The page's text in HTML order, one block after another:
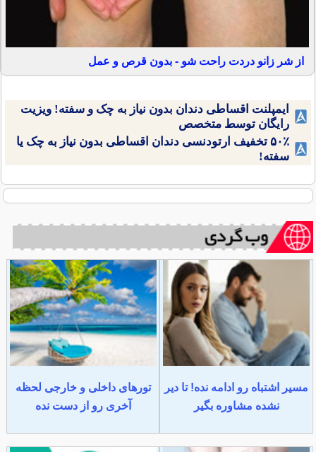
از شر زانو دردت راحت شو - بدون قرص و عمل
ایمپلنت اقساطی دندان بدون نیاز به چک و سفته! ویزیت
رایگان توسط متخصص
۵۰٪ تخفیف ارتودنسی دندان اقساطی بدون نیاز به چک یا
سفته!
مسیر اشتباه رو ادامه نده! تا دیر
نشده مشاوره بگیر
تورهای داخلی و خارجی لحظه
آخری رو از دست نده